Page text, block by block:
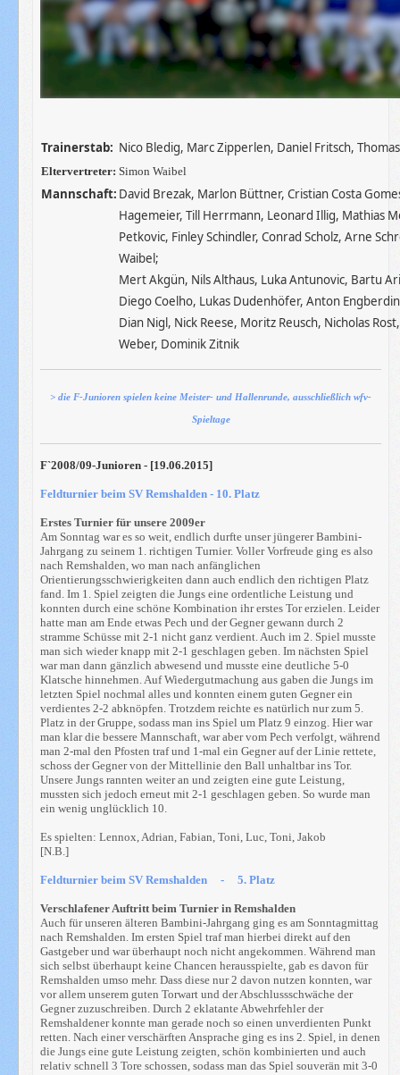
Trainerstab: Nico Bledig, Marc Zipperlen, Daniel Fritsch,
Eltervertreter: Simon Waibel
Mannschaft: David Brezak, Marlon Büttner, Cristian Costa
Hagemeier, Till Herrmann, Leonard Illig, Mathias
Petkovic, Finley Schindler, Conrad Scholz, Arne
Waibel;
Mert Akgün, Nils Althaus, Luka Antunovic, Bartu
Diego Coelho, Lukas Dudenhöfer, Anton
Dian Nigl, Nick Reese, Moritz Reusch, Nicholas
Weber, Dominik Zitnik
> die F-Junioren spielen keine Meister- und Hallenrunde, ausschließlich wfv-
Spieltage
F`2008/09-Junioren - [19.06.2015]
Feldturnier beim SV Remshalden - 10. Platz
Erstes Turnier für unsere 2009er
Am Sonntag war es so weit, endlich durfte unser jüngerer Bambini-
Jahrgang zu seinem 1. richtigen Turnier. Voller Vorfreude ging es also
nach Remshalden, wo man nach anfänglichen
Orientierungsschwierigkeiten dann auch endlich den richtigen Platz
fand. Im 1. Spiel zeigten die Jungs eine ordentliche Leistung und
konnten durch eine schöne Kombination ihr erstes Tor erzielen. Leider
hatte man am Ende etwas Pech und der Gegner gewann durch 2
stramme Schüsse mit 2-1 nicht ganz verdient. Auch im 2. Spiel musste
man sich wieder knapp mit 2-1 geschlagen geben. Im nächsten Spiel
war man dann gänzlich abwesend und musste eine deutliche 5-0
Klatsche hinnehmen. Auf Wiedergutmachung aus gaben die Jungs im
letzten Spiel nochmal alles und konnten einem guten Gegner ein
verdientes 2-2 abknöpfen. Trotzdem reichte es natürlich nur zum 5.
Platz in der Gruppe, sodass man ins Spiel um Platz 9 einzog. Hier war
man klar die bessere Mannschaft, war aber vom Pech verfolgt, während
man 2-mal den Pfosten traf und 1-mal ein Gegner auf der Linie rettete,
schoss der Gegner von der Mittellinie den Ball unhaltbar ins Tor.
Unsere Jungs rannten weiter an und zeigten eine gute Leistung,
mussten sich jedoch erneut mit 2-1 geschlagen geben. So wurde man
ein wenig unglücklich 10.
Es spielten: Lennox, Adrian, Fabian, Toni, Luc, Toni, Jakob
[N.B.]
Feldturnier beim SV Remshalden - 5. Platz
Verschlafener Auftritt beim Turnier in Remshalden
Auch für unseren älteren Bambini-Jahrgang ging es am Sonntagmittag
nach Remshalden. Im ersten Spiel traf man hierbei direkt auf den
Gastgeber und war überhaupt noch nicht angekommen. Während man
sich selbst überhaupt keine Chancen herausspielte, gab es davon für
Remshalden umso mehr. Dass diese nur 2 davon nutzen konnten, war
vor allem unserem guten Torwart und der Abschlussschwäche der
Gegner zuzuschreiben. Durch 2 eklatante Abwehrfehler der
Remshaldener konnte man gerade noch so einen unverdienten Punkt
retten. Nach einer verschärften Ansprache ging es ins 2. Spiel, in denen
die Jungs eine gute Leistung zeigten, schön kombinierten und auch
relativ schnell 3 Tore schossen, sodass man das Spiel souverän mit 3-0